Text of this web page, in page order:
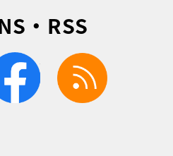
・RSS
facebook